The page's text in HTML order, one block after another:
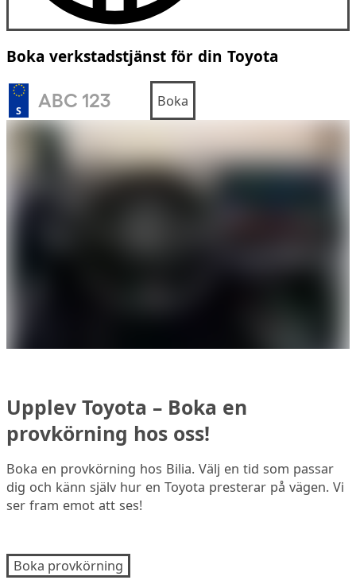
Boka verkstadstjänst för din Toyota
S
Boka
Upplev Toyota – Boka en
provkörning hos oss!
Boka en provkörning hos Bilia. Välj en tid som passar
dig och känn själv hur en Toyota presterar på vägen. Vi
ser fram emot att ses!
Boka provkörning